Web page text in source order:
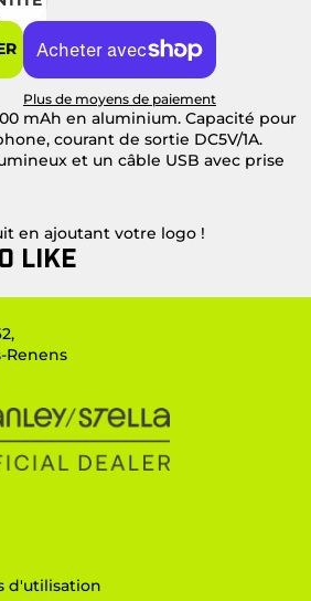
Plus de moyens de paiement
mAh en aluminium. Capacité pour
courant de sortie DC5V/1A.
et un câble USB avec prise
en ajoutant votre logo !
like
Renens
d'utilisation